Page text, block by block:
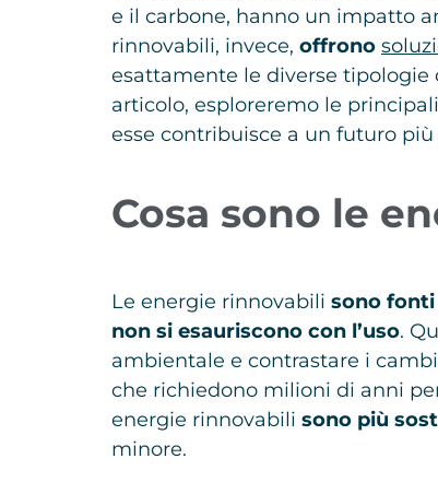
e il carbone, hanno un impatto
rinnovabili, invece, offrono
esattamente le diverse
articolo, esploreremo le
esse contribuisce a un futuro più
Cosa sono le
Le energie rinnovabili sono fonti
non si esauriscono con l’uso.
ambientale e contrastare i
che richiedono milioni di anni
energie rinnovabili sono più
minore.